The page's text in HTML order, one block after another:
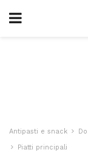
Antipasti e snack
Piatti principali